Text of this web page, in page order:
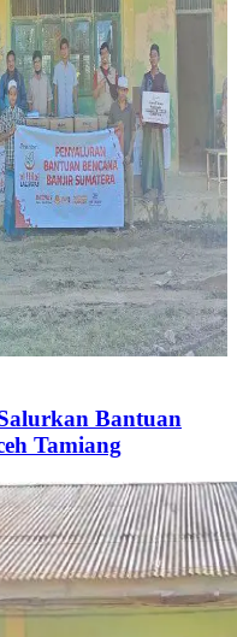
Bantuan
Tamiang